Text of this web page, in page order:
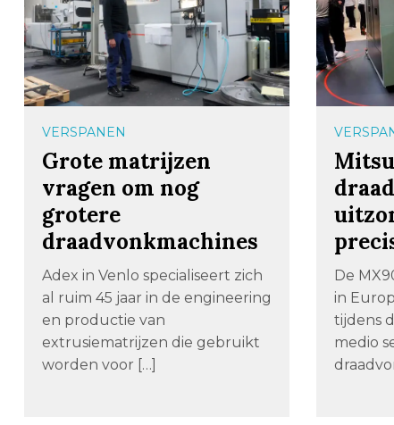
VERSPANEN
Grote matrijzen
vragen om nog
grotere
draadvonkmachines
Adex in Venlo specialiseert zich
al ruim 45 jaar in de engineering
en productie van
extrusiematrijzen die gebruikt
worden voor […]
De
in
tijdens
medio